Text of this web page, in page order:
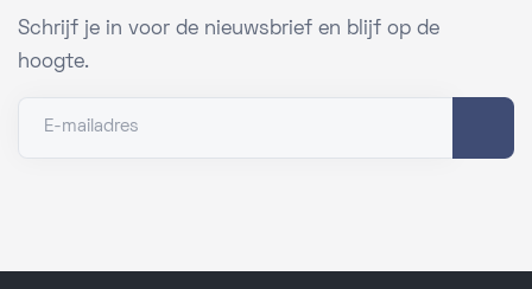
Schrijf je in voor de nieuwsbrief en blijf op de
hoogte.
E-mailadres